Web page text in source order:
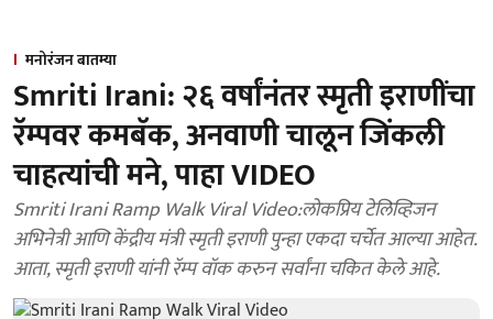
मनोरंजन बातम्या
Smriti Irani: २६ वर्षांनंतर स्मृती इराणींचा
रॅम्पवर कमबॅक, अनवाणी चालून जिंकली
चाहत्यांची मने, पाहा VIDEO
Smriti Irani Ramp Walk Viral Video:लोकप्रिय टेलिव्हिजन
अभिनेत्री आणि केंद्रीय मंत्री स्मृती इराणी पुन्हा एकदा चर्चेत आल्या आहेत.
आता, स्मृती इराणी यांनी रॅम्प वॉक करुन सर्वांना चकित केले आहे.